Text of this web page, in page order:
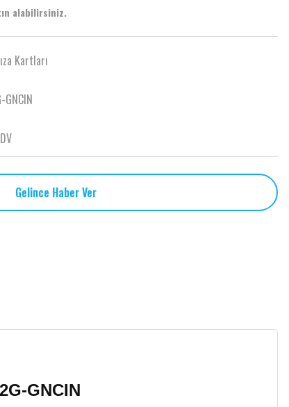
alabilirsiniz.
Kartları
GNCIN
Gelince Haber Ver
GNCIN